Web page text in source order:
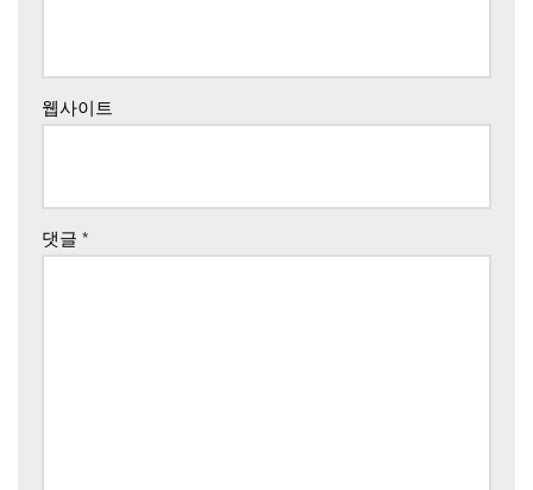
웹사이트
댓글 *